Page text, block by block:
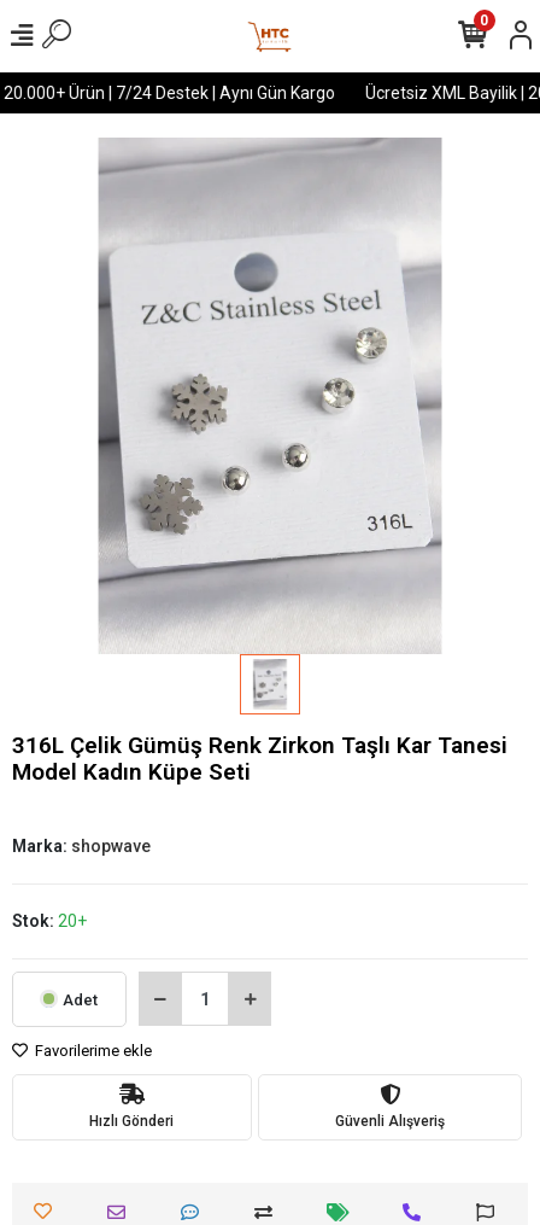
Ürün | 7/24 Destek | Aynı Gün Kargo Ücretsiz XML Bayilik |
0
316L Çelik Gümüş Renk Zirkon Taşlı Kar Tanesi
Model Kadın Küpe Seti
Marka: shopwave
Stok: 20+
Adet
Favorilerime ekle
Hızlı Gönderi Güvenli Alışveriş